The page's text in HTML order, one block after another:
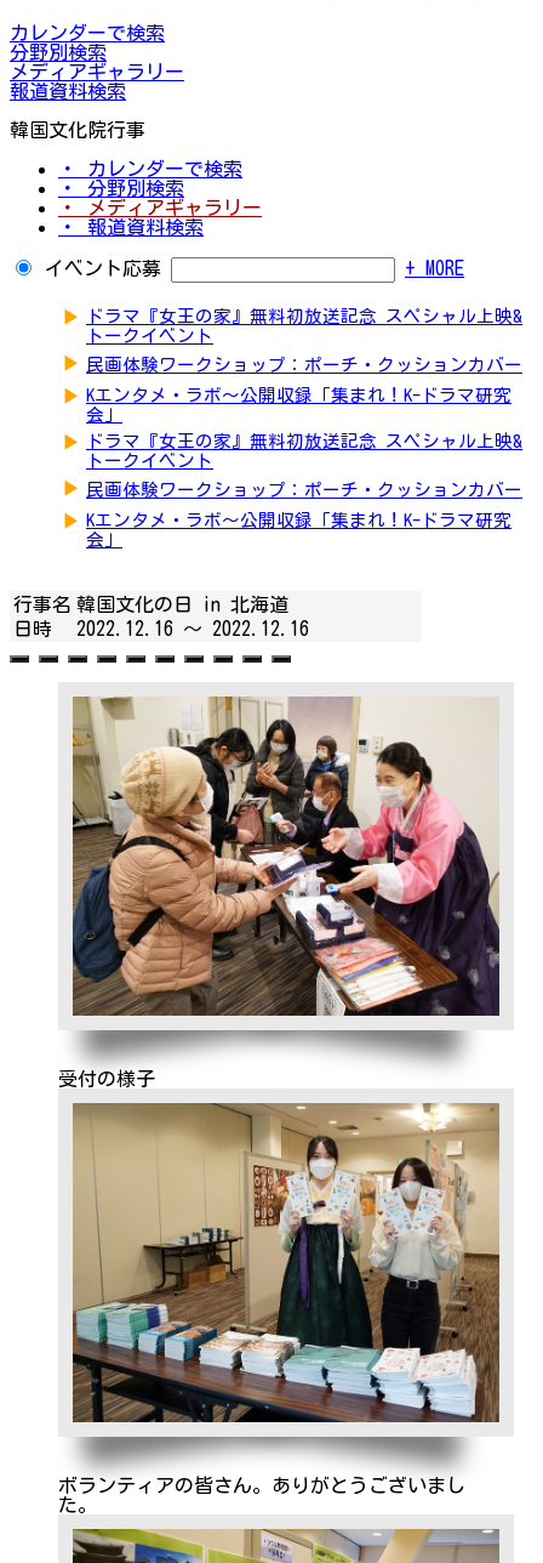
カレンダーで検索
分野別検索
メディアギャラリー
報道資料検索
韓国文化院行事
・ カレンダーで検索
・ 分野別検索
・ メディアギャラリー
・ 報道資料検索
イベント応募 + MORE
▶
ドラマ『女王の家』無料初放送記念 スペシャル上映&
トークイベント
▶ 民画体験ワークショップ：ポーチ・クッションカバー
▶ Kエンタメ・ラボ～公開収録「集まれ！K-ドラマ研究
会」
▶
ドラマ『女王の家』無料初放送記念 スペシャル上映&
トークイベント
▶ 民画体験ワークショップ：ポーチ・クッションカバー
▶ Kエンタメ・ラボ～公開収録「集まれ！K-ドラマ研究
会」
行事名 韓国文化の日 in 北海道
日時
2022.12.16 ～ 2022.12.16
受付の様子
ボランティアの皆さん。ありがとうございまし
た。